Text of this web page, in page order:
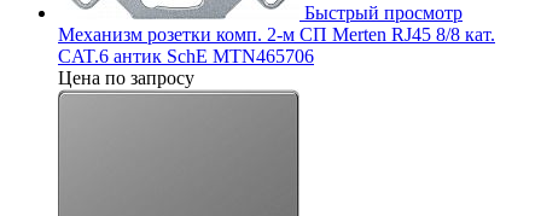
Быстрый просмотр
Механизм розетки комп. 2-м СП Merten RJ45 8/8 кат.
CAT.6 антик SchE MTN465706
Цена по запросу